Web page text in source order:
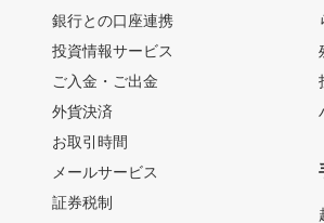
銀行との口座連携
投資情報サービス
ご入金・ご出金
外貨決済
お取引時間
メールサービス
証券税制